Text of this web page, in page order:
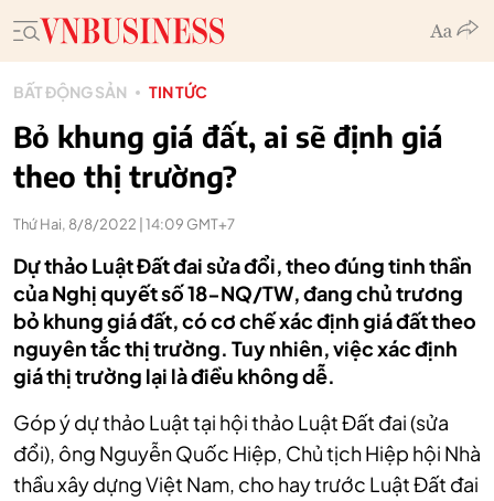
BẤT ĐỘNG SẢN TIN TỨC
Bỏ khung giá đất, ai sẽ định giá
theo thị trường?
Thứ Hai, 8/8/2022 | 14:09 GMT+7
Dự thảo Luật Đất đai sửa đổi, theo đúng tinh thần
của Nghị quyết số 18-NQ/TW, đang chủ trương
bỏ khung giá đất, có cơ chế xác định giá đất theo
nguyên tắc thị trường. Tuy nhiên, việc xác định
giá thị trường lại là điều không dễ.
Góp ý dự thảo Luật tại hội thảo Luật Đất đai (sửa
đổi), ông Nguyễn Quốc Hiệp, Chủ tịch Hiệp hội Nhà
thầu xây dựng Việt Nam, cho hay trước Luật Đất đai